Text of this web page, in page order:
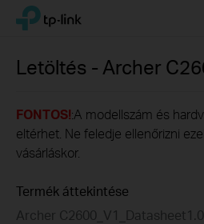
Click
navigation
TP-Link, Reliably Smart
Letöltés - Archer
FONTOS!:A modellszám és
eltérhet. Ne feledje ellenőrizni
vásárláskor.
Termék áttekintése
Archer C2600_V1_Datasheet1.0